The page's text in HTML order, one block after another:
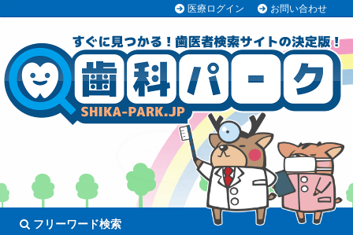
医療ログイン お問い合わせ
70038医院
登録中!
フリーワード検索